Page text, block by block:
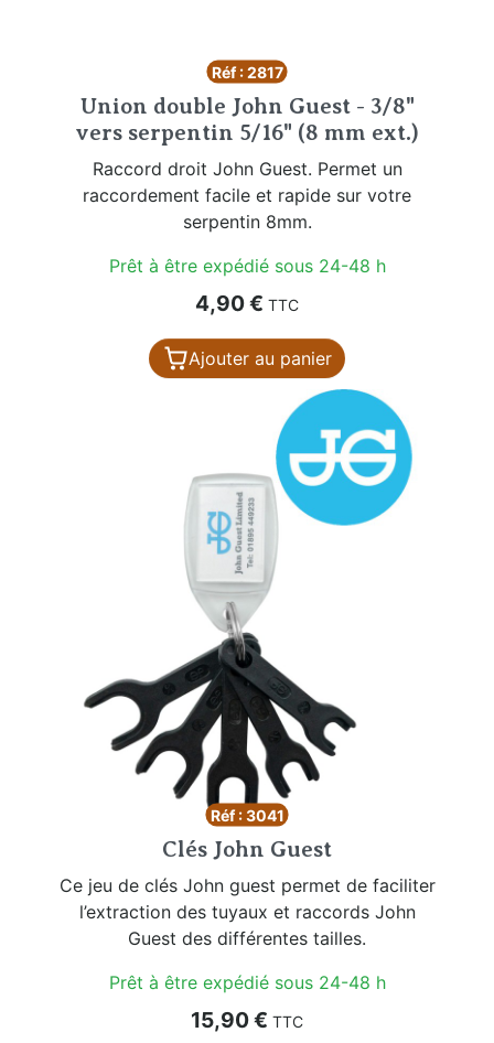
Réf : 2817
Union double John Guest - 3/8"
vers serpentin 5/16" (8 mm ext.)
Raccord droit John Guest. Permet un
raccordement facile et rapide sur votre
serpentin 8mm.
Prêt à être expédié sous 24-48 h
Prix
4,90 € TTC
Ajouter au panier
Réf : 3041
Clés John Guest
Ce jeu de clés John guest permet de faciliter
l’extraction des tuyaux et raccords John
Guest des différentes tailles.
Prêt à être expédié sous 24-48 h
Prix
15,90 € TTC